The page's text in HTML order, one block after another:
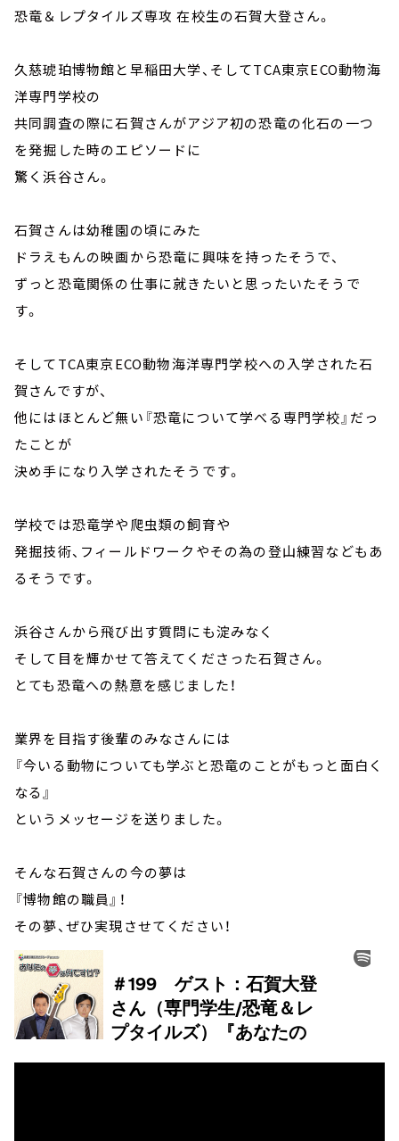
恐竜＆レプタイルズ専攻 在校生の石賀大登さん。
久慈琥珀博物館と早稲田大学、そしてTCA東京ECO動物海
洋専門学校の
共同調査の際に石賀さんがアジア初の恐竜の化石の一つ
を発掘した時のエピソードに
驚く浜谷さん。
石賀さんは幼稚園の頃にみた
ドラえもんの映画から恐竜に興味を持ったそうで、
ずっと恐竜関係の仕事に就きたいと思ったいたそうで
す。
そしてTCA東京ECO動物海洋専門学校への入学された石
賀さんですが、
他にはほとんど無い『恐竜について学べる専門学校』だっ
たことが
決め手になり入学されたそうです。
学校では恐竜学や爬虫類の飼育や
発掘技術、フィールドワークやその為の登山練習などもあ
るそうです。
浜谷さんから飛び出す質問にも淀みなく
そして目を輝かせて答えてくださった石賀さん。
とても恐竜への熱意を感じました！
業界を目指す後輩のみなさんには
『今いる動物についても学ぶと恐竜のことがもっと面白く
なる』
というメッセージを送りました。
そんな石賀さんの今の夢は
『博物館の職員』！
その夢、ぜひ実現させてください！